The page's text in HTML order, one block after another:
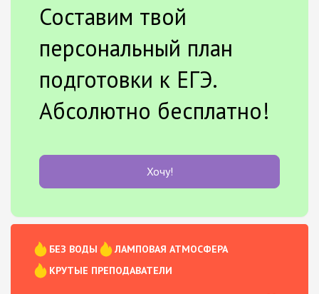
Составим твой
персональный план
подготовки к ЕГЭ.
Абсолютно бесплатно!
Хочу!
БЕЗ ВОДЫ
ЛАМПОВАЯ АТМОСФЕРА
КРУТЫЕ ПРЕПОДАВАТЕЛИ